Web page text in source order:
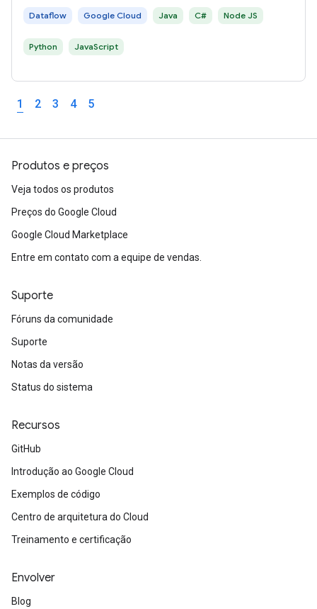
Dataflow Google Cloud Java C# Node JS
Python JavaScript
1 2 3 4 5
Produtos e preços
Veja todos os produtos
Preços do Google Cloud
Google Cloud Marketplace
Entre em contato com a equipe de vendas.
Suporte
Fóruns da comunidade
Suporte
Notas da versão
Status do sistema
Recursos
GitHub
Introdução ao Google Cloud
Exemplos de código
Centro de arquitetura do Cloud
Treinamento e certificação
Envolver
Blog